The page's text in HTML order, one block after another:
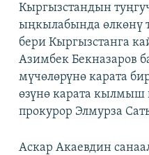
Кыргызстандын
ыңкылабында өлкөнү
бери Кыргызстанга
Азимбек Бекназаров
мүчөлөрүнө карата
өзүнө карата кылмыш
прокурор Элмурза
Аскар Акаевдин